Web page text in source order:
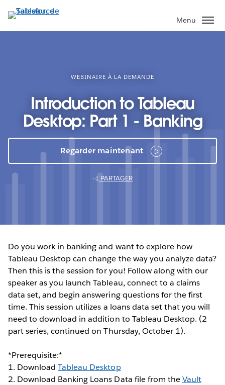
Aller
au
contenu
Menu
WEBINAIRE À LA DEMANDE
Introduction to Tableau
Desktop: Part 1 - Banking
Regarder maintenant
PARTAGER
Do you work in banking and want to explore how
Tableau Desktop can change the way you analyze data?
Then this is the session for you! Follow along with our
speaker as you launch Tableau, connect to a claims
data set, and begin answering questions for the first
time. This session utilizes a loans data set that you will
need to download in addition to Tableau Desktop. (2
part series, continued on Thursday, October 1).
*Prerequisite:*
1. DownloadTableau Desktop
2. Download Banking Loans Data file from theVault